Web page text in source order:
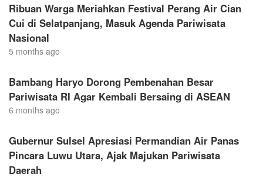
Ribuan Warga Meriahkan Festival Perang Air Cian
Cui di Selatpanjang, Masuk Agenda Pariwisata
Nasional
5 months ago
Bambang Haryo Dorong Pembenahan Besar
Pariwisata RI Agar Kembali Bersaing di ASEAN
6 months ago
Gubernur Sulsel Apresiasi Permandian Air Panas
Pincara Luwu Utara, Ajak Majukan Pariwisata
Daerah